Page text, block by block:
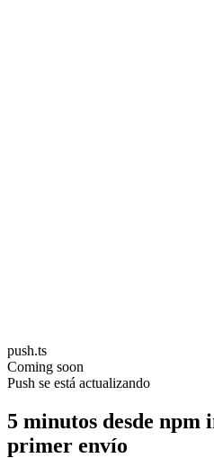
push.ts
Coming soon
Push se está actualizando
5 minutos desde npm
primer envío